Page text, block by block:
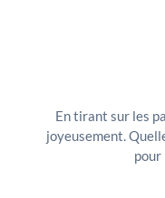
En tirant sur les
joyeusement.
pour